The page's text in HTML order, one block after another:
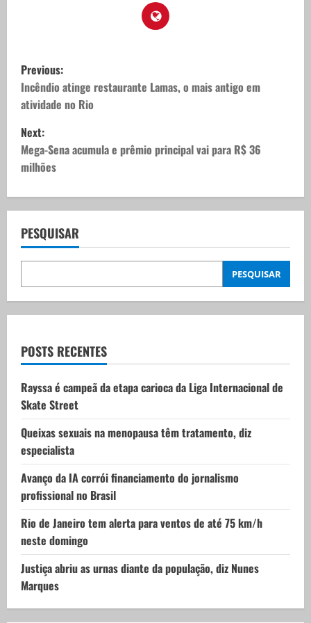
P
o
s
t
n
a
v
i
g
t
i
o
n
Previous:
Incêndio atinge restaurante Lamas, o mais antigo em
atividade no Rio
Next:
Mega-Sena acumula e prêmio principal vai para R$ 36
milhões
PESQUISAR
PESQUISAR
POSTS RECENTES
Rayssa é campeã da etapa carioca da Liga Internacional de
Skate Street
Queixas sexuais na menopausa têm tratamento, diz
especialista
Avanço da IA corrói financiamento do jornalismo
profissional no Brasil
Rio de Janeiro tem alerta para ventos de até 75 km/h
neste domingo
Justiça abriu as urnas diante da população, diz Nunes
Marques